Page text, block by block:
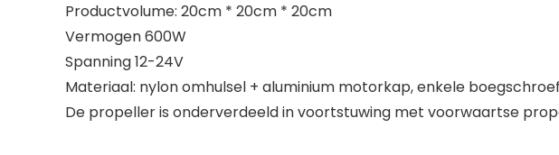
Productvolume: 20cm * 20cm * 20cm
Vermogen 600W
Spanning 12-24V
Materiaal: nylon omhulsel + aluminium motorkap, enkele
De propeller is onderverdeeld in voortstuwing met voorwaartse